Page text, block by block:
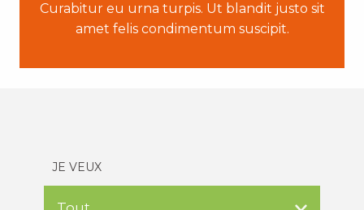
Curabitur eu urna turpis. Ut blandit justo sit
amet felis condimentum suscipit.
JE VEUX